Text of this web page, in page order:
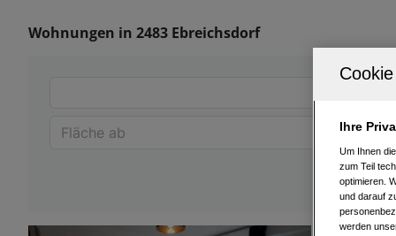
Wohnungen in 2483 Ebreichsdorf
Ihre
Um Ihnen
zum Teil
optimieren.
und darauf
werden